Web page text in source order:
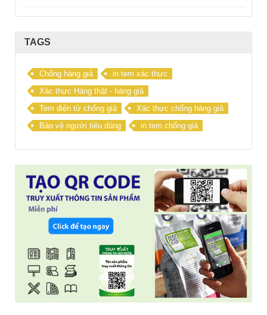
TAGS
Chống hàng giả
in tem xác thực
Xác thực Hàng thật - hàng giả
Tem điện tử chống giả
Xác thực chống hàng giả
Bảo vệ người tiêu dùng
in tem chống giả